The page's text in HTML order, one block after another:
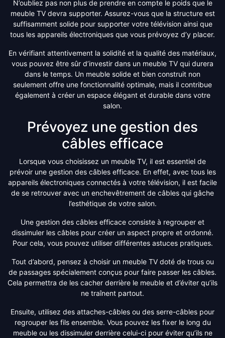
N’oubliez pas non plus de prendre en compte le poids que le
meuble TV devra supporter. Assurez-vous que la structure est
suffisamment solide pour supporter votre télévision ainsi que
tous les appareils électroniques que vous prévoyez d’y placer.
En vérifiant attentivement la solidité et la qualité des matériaux,
vous pouvez être sûr d’investir dans un meuble TV qui durera
dans le temps. Un meuble solide et bien construit non
seulement offre une fonctionnalité optimale, mais il contribue
également à créer un espace élégant et durable dans votre
salon.
Prévoyez une gestion des
câbles efficace
Lorsque vous choisissez un meuble TV, il est essentiel de
prévoir une gestion des câbles efficace. En effet, avec tous les
appareils électroniques connectés à votre télévision, il est facile
de se retrouver avec un enchevêtrement de câbles qui gâche
l’esthétique de votre salon.
Une gestion des câbles efficace consiste à regrouper et
dissimuler les câbles pour créer un aspect propre et ordonné.
Pour cela, vous pouvez utiliser différentes astuces pratiques.
Tout d’abord, pensez à choisir un meuble TV doté de trous ou
de passages spécialement conçus pour faire passer les câbles.
Cela permettra de les cacher derrière le meuble et d’éviter qu’ils
ne traînent partout.
Ensuite, utilisez des attaches-câbles ou des serre-câbles pour
regrouper les fils ensemble. Vous pouvez les fixer le long du
meuble ou les dissimuler derrière celui-ci pour éviter qu’ils ne